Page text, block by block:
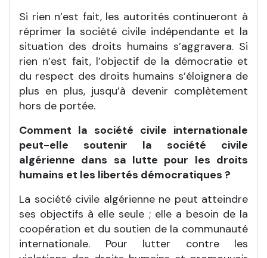
Si rien n’est fait, les autorités continueront à
réprimer la société civile indépendante et la
situation des droits humains s’aggravera. Si
rien n’est fait, l’objectif de la démocratie et
du respect des droits humains s’éloignera de
plus en plus, jusqu’à devenir complètement
hors de portée.
Comment la société civile internationale
peut-elle soutenir la société civile
algérienne dans sa lutte pour les droits
humains et les libertés démocratiques ?
La société civile algérienne ne peut atteindre
ses objectifs à elle seule ; elle a besoin de la
coopération et du soutien de la communauté
internationale. Pour lutter contre les